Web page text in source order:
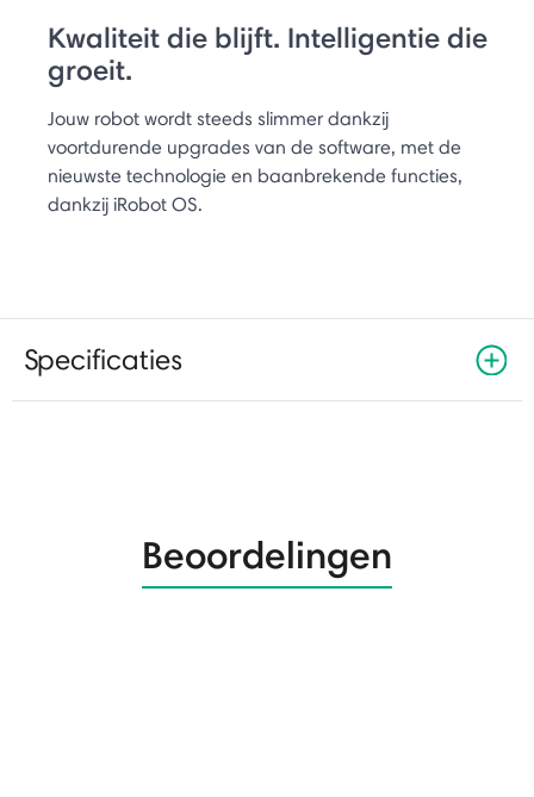
Kwaliteit die blijft. Intelligentie die
groeit.
Jouw robot wordt steeds slimmer dankzij
voortdurende upgrades van de software, met de
nieuwste technologie en baanbrekende functies,
dankzij iRobot OS.
Specificaties
Beoordelingen